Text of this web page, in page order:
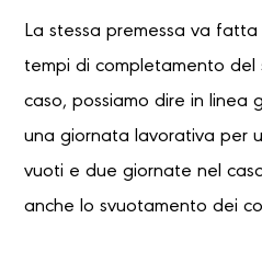
La stessa premessa va
tempi di completamento del
caso, possiamo dire in linea
una giornata lavorativa per
vuoti e due giornate nel
anche lo svuotamento dei